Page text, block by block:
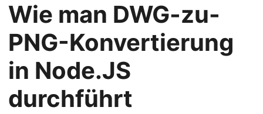
o
n
u
m
c
h
Wie man DWG-zu-
PNG-Konvertierung
in Node.JS
durchführt